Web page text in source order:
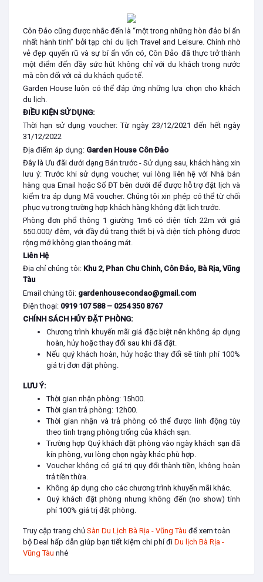
Côn Đảo cũng được nhắc đến là “một trong những hòn đảo bí ẩn
nhất hành tinh” bởi tạp chí du lịch Travel and Leisure. Chính nhờ
vẻ đẹp quyến rũ và sự bí ẩn vốn có, Côn Đảo đã thực trở thành
một điểm đến đầy sức hút không chỉ với du khách trong nước
mà còn đối với cả du khách quốc tế.
Garden House luôn có thể đáp ứng những lựa chọn cho khách
du lịch.
ĐIỀU KIỆN SỬ DỤNG:
Thời hạn sử dụng voucher: Từ ngày 23/12/2021 đến hết ngày
31/12/2022
Địa điểm áp dụng: Garden House Côn Đảo
Đây là Ưu đãi dưới dạng Bán trước - Sử dụng sau, khách hàng xin
lưu ý: Trước khi sử dụng voucher, vui lòng liên hệ với Nhà bán
hàng qua Email hoặc Số ĐT bên dưới để được hỗ trợ đặt lịch và
kiểm tra áp dụng Mã voucher. Chúng tôi xin phép có thể từ chối
phục vụ trong trường hợp khách hàng không đặt lịch trước.
Phòng đơn phổ thông 1 giường 1m6 có diện tích 22m với giá
550.000/ đêm, với đầy đủ trang thiết bị và diện tích phòng được
rộng mở không gian thoáng mát.
Liên Hệ
Địa chỉ chúng tôi: Khu 2, Phan Chu Chinh, Côn Đảo, Bà Rịa, Vũng
Tàu
Email chúng tôi: gardenhousecondao@gmail.com
Điện thoại: 0919 107 588 – 0254 350 8767
CHÍNH SÁCH HỦY ĐẶT PHÒNG:
Chương trình khuyến mãi giá đặc biệt nên không áp dụng
hoàn, hủy hoặc thay đổi sau khi đã đặt.
Nếu quý khách hoàn, hủy hoặc thay đổi sẽ tính phí 100%
giá trị đơn đặt phòng.
LƯU Ý:
Thời gian nhận phòng: 15h00.
Thời gian trả phòng: 12h00.
Thời gian nhận và trả phòng có thể được linh động tùy
theo tình trạng phòng trống của khách sạn.
Trường hợp Quý khách đặt phòng vào ngày khách sạn đã
kín phòng, vui lòng chọn ngày khác phù hợp.
Voucher không có giá trị quy đổi thành tiền, không hoàn
trả tiền thừa.
Không áp dụng cho các chương trình khuyến mãi khác.
Quý khách đặt phòng nhưng không đến (no show) tính
phí 100% giá trị đặt phòng.
Truy cập trang chủ Sàn Du Lịch Bà Rịa - Vũng Tàu để xem toàn
bộ Deal hấp dẫn giúp bạn tiết kiệm chi phí đi Du lịch Bà Rịa -
Vũng Tàu nhé